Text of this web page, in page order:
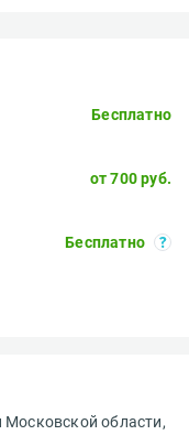
Бесплатно
от 700 руб.
Бесплатно
области,